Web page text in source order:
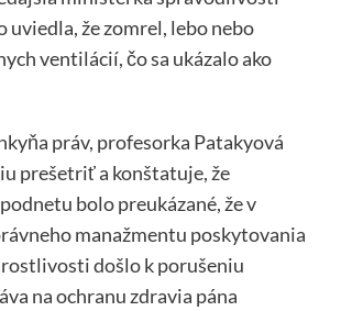
uviedla, že zomrel, lebo nebo
ventilácií, čo sa ukázalo ako
práv, profesorka Patakyová
prešetriť a konštatuje, že
bolo preukázané, že v
manažmentu poskytovania
došlo k porušeniu
na ochranu zdravia pána